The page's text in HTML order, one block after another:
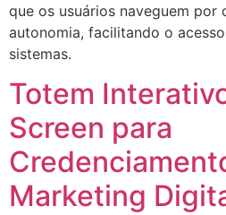
que os usuários naveguem
autonomia, facilitando o
sistemas.
Totem
Screen para
Marketing